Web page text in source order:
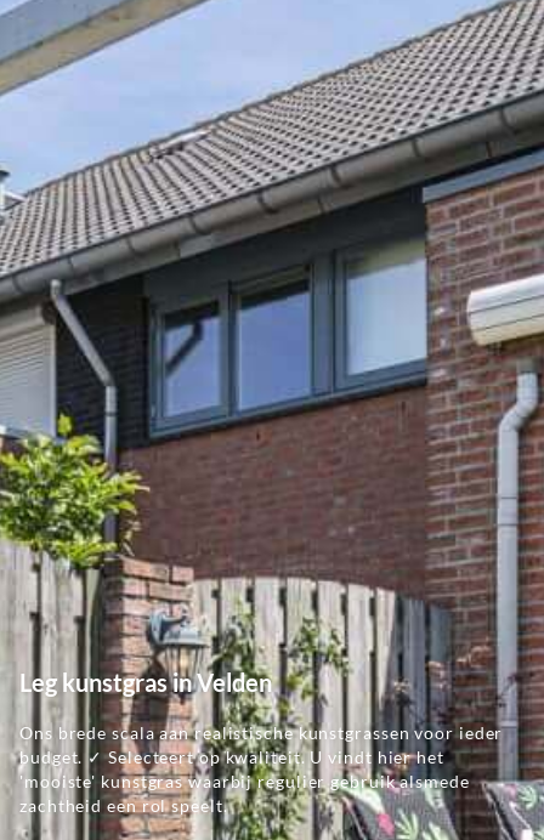
Leg kunstgras in Velden
Ons brede scala aan realistische kunstgrassen voor ieder
budget. ✓ Selecteert op kwaliteit. U vindt hier het
'mooiste' kunstgras waarbij regulier gebruik alsmede
zachtheid een rol speelt.